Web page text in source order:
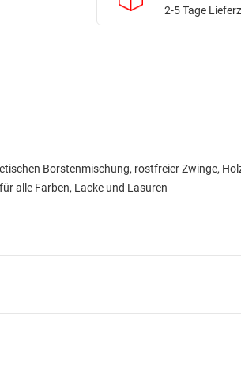
2-5 Tage
Borstenmischung, rostfreier Zwinge,
alle Farben, Lacke und Lasuren